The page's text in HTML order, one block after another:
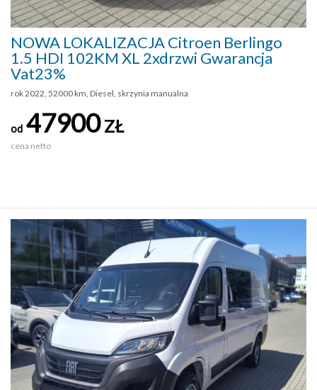
NOWA LOKALIZACJA Citroen Berlingo
1.5 HDI 102KM XL 2xdrzwi Gwarancja
Vat23%
rok 2022, 52000 km, Diesel, skrzynia manualna
od 47900ZŁ
cena netto